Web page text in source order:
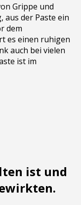
Grippe und
aus der Paste ein
dem
es einen ruhigen
auch bei vielen
ist im
ist und